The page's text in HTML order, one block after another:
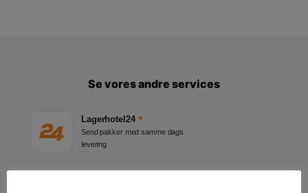
Se vores andre services
Lagerhotel24
Send pakker med samme dags
levering